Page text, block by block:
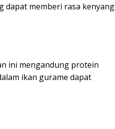
dapat memberi rasa kenyang
ini mengandung protein
ikan gurame dapat